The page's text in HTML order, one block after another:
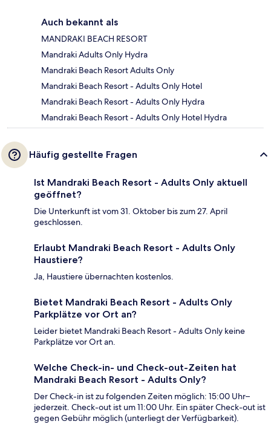
Auch bekannt als
MANDRAKI BEACH RESORT
Mandraki Adults Only Hydra
Mandraki Beach Resort Adults Only
Mandraki Beach Resort - Adults Only Hotel
Mandraki Beach Resort - Adults Only Hydra
Mandraki Beach Resort - Adults Only Hotel Hydra
Häufig gestellte Fragen
Ist Mandraki Beach Resort - Adults Only aktuell
geöffnet?
Die Unterkunft ist vom 31. Oktober bis zum 27. April
geschlossen.
Erlaubt Mandraki Beach Resort - Adults Only
Haustiere?
Ja, Haustiere übernachten kostenlos.
Bietet Mandraki Beach Resort - Adults Only
Parkplätze vor Ort an?
Leider bietet Mandraki Beach Resort - Adults Only keine
Parkplätze vor Ort an.
Welche Check-in- und Check-out-Zeiten hat
Mandraki Beach Resort - Adults Only?
Der Check-in ist zu folgenden Zeiten möglich: 15:00 Uhr–
jederzeit. Check-out ist um 11:00 Uhr. Ein später Check-out ist
gegen Gebühr möglich (unterliegt der Verfügbarkeit).